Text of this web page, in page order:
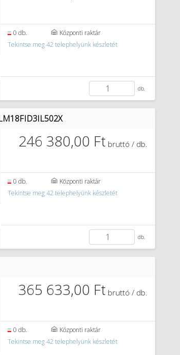
0 db.
Központi raktár
Tekintse meg 42 telephelyünk készletét
db.
246 380,00 Ft bruttó / db.
0 db.
Központi raktár
Tekintse meg 42 telephelyünk készletét
db.
365 633,00 Ft bruttó / db.
0 db.
Központi raktár
Tekintse meg 42 telephelyünk készletét